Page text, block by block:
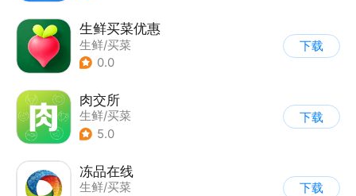
生鲜买菜优惠
生鲜/买菜
0.0
下载
肉交所
生鲜/买菜
5.0
下载
冻品在线
生鲜/买菜
下载